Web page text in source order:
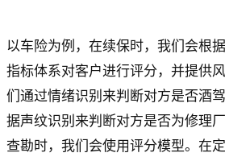
以车险为例，在续保时，我们会根
指标体系对客户进行评分，并提供
们通过情绪识别来判断对方是否酒
据声纹识别来判断对方是否为修理
查勘时，我们会使用评分模型。在